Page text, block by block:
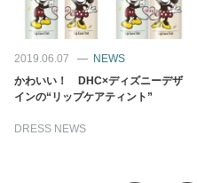
2019.06.07
NEWS
かわいい！ DHC×ディズニーデザ
インの“リップケアティント”
DRESS NEWS